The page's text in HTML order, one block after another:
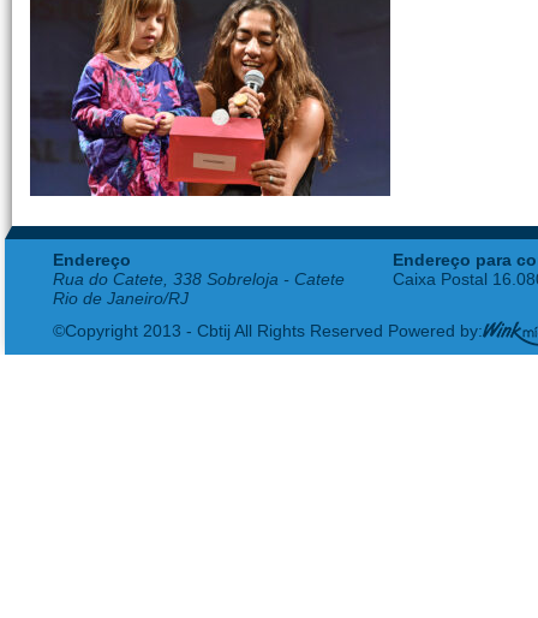
Endereço
Rua do Catete, 338 Sobreloja - Catete
Rio de Janeiro/RJ
Endereço para
Caixa Postal
©Copyright 2013 - Cbtij All Rights Reserved Powered by: